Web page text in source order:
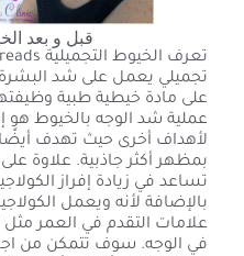
قبل و بعد
تجميلي يعمل على شد البشرة
على مادة خيطية طبية
عملية شد الوجه بالخيوط هو
لأهداف أخرى حيث تهدف أيضًا
بمظهر أكثر جاذبية. علاوة
تساعد في زيادة إفراز
بالإضافة لأنه ويعمل
علامات التقدم في العمر مثل
في الوجه. سوف تتمكن من